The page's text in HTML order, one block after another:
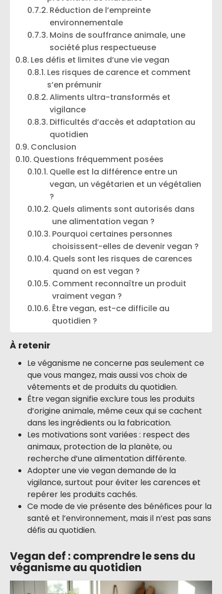
Réduction de l’empreinte
environnementale
Moins de souffrance animale, une
société plus respectueuse
Les défis et limites d’une vie vegan
Les risques de carence et comment
s’en prémunir
Aliments ultra-transformés et
vigilance
Difficultés d’accès et adaptation au
quotidien
Conclusion
Questions fréquemment posées
Quelle est la différence entre un
vegan, un végétarien et un végétalien
?
Quels aliments sont autorisés dans
une alimentation vegan ?
Pourquoi certaines personnes
choisissent-elles de devenir vegan ?
Quels sont les risques de carences
quand on est vegan ?
Comment reconnaître un produit
vraiment vegan ?
Être vegan, est-ce difficile au
quotidien ?
À retenir
Le véganisme ne concerne pas seulement ce
que vous mangez, mais aussi vos choix de
vêtements et de produits du quotidien.
Être vegan signifie exclure tous les produits
d’origine animale, même ceux qui se cachent
dans les ingrédients ou la fabrication.
Les motivations sont variées : respect des
animaux, protection de la planète, ou
recherche d’une alimentation différente.
Adopter une vie vegan demande de la
vigilance, surtout pour éviter les carences et
repérer les produits cachés.
Ce mode de vie présente des bénéfices pour la
santé et l’environnement, mais il n’est pas sans
défis au quotidien.
Vegan def : comprendre le sens du
véganisme au quotidien